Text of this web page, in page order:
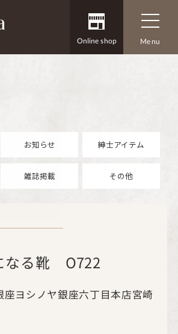
Online shop Menu
お知らせ 紳士アイテム
雑誌掲載 その他
なる靴 O722
座ヨシノヤ銀座六丁目本店宮崎